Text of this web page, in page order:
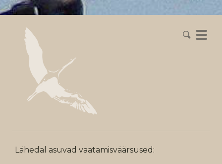
Lähedal asuvad vaatamisväärsused: